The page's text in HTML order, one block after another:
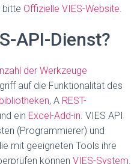
bitte Offizielle VIES-Website.
API-Dienst?
der Werkzeuge
auf die Funktionalität des
, A REST-
ein Excel-Add-in. VIES API
(Programmierer) und
mit geeigneten Tools ihre
können VIES-System.